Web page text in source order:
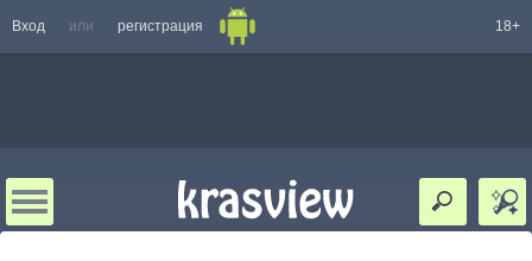
Вход или регистрация 18+